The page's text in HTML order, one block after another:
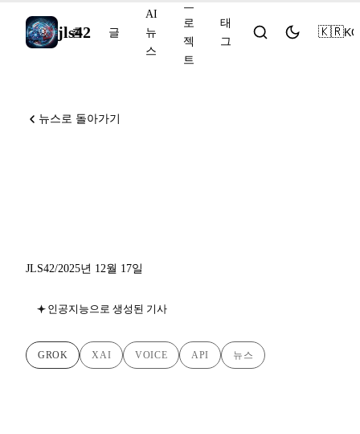
jls42
홈 글
AI
뉴
스
프
로
젝
트
태
그
🇰🇷KO
뉴스로 돌아가기
JLS42/2025년 12월 17일
인공지능으로 생성된 기사
GROK XAI VOICE API 뉴스